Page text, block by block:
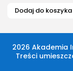
Dodaj do koszyka
2026 Akademia
Treści